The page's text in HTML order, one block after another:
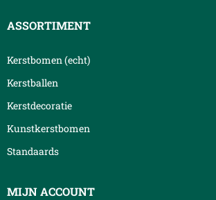
ASSORTIMENT
Kerstbomen (echt)
Kerstballen
Kerstdecoratie
Kunstkerstbomen
Standaards
MIJN ACCOUNT